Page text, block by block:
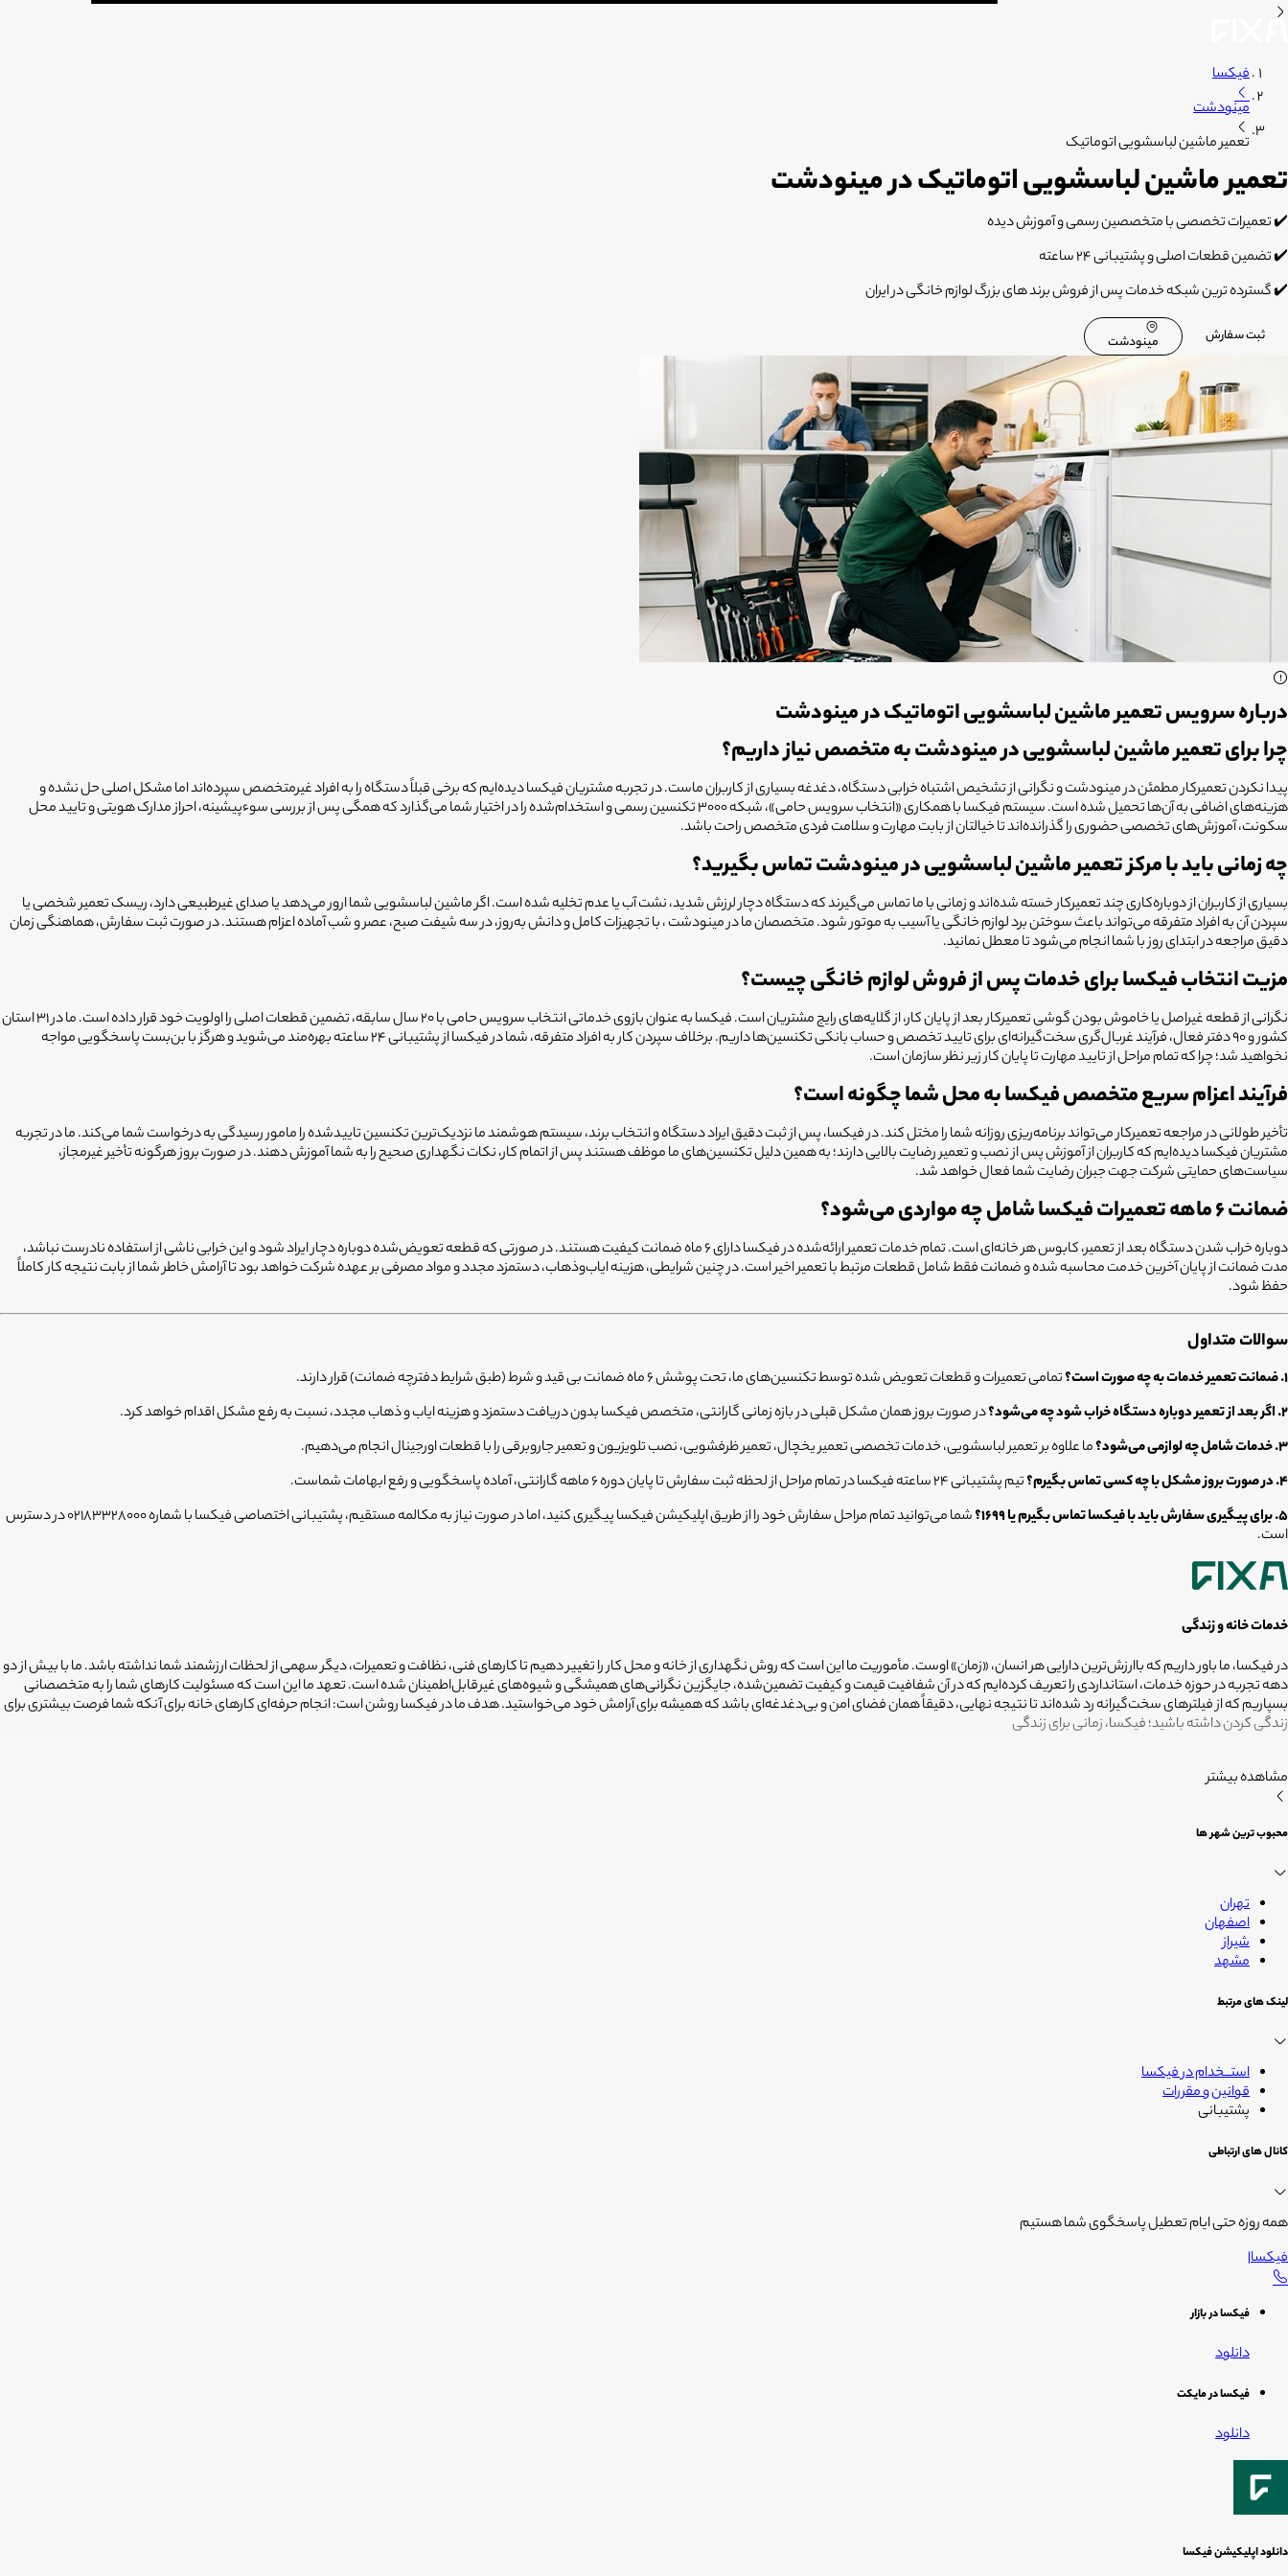
فیکسا
مینودشت
تعمیر ماشین لباسشویی اتوماتیک
تعمیر ماشین لباسشویی اتوماتیک در مینودشت
✔️ تعمیرات تخصصی با متخصصین رسمی و آموزش دیده
✔️ تضمین قطعات اصلی و پشتیبانی 24 ساعته
✔️ گسترده ترین شبکه خدمات پس از فروش برند های بزرگ لوازم خانگی در ایران
ثبت سفارش مینودشت
درباره سرویس تعمیر ماشین لباسشویی اتوماتیک در مینودشت
چرا برای تعمیر ماشین لباسشویی در مینودشت به متخصص نیاز داریم؟
پیدا نکردن تعمیرکار مطمئن در مینودشت و نگرانی از تشخیص اشتباه خرابی دستگاه، دغدغه بسیاری از کاربران ماست. در تجربه مشتریان فیکسا دیده‌ایم که برخی قبلاً دستگاه را به افراد غیرمتخصص سپرده‌اند اما مشکل اصلی حل نشده و
هزینه‌های اضافی به آن‌ها تحمیل شده است. سیستم فیکسا با همکاری «انتخاب سرویس حامی»، شبکه ۳۰۰۰ تکنسین رسمی و استخدام‌شده را در اختیار شما می‌گذارد که همگی پس از بررسی سوءپیشینه، احراز مدارک هویتی و تایید محل
سکونت، آموزش‌های تخصصی حضوری را گذرانده‌اند تا خیالتان از بابت مهارت و سلامت فردی متخصص راحت باشد.
چه زمانی باید با مرکز تعمیر ماشین لباسشویی در مینودشت تماس بگیرید؟
بسیاری از کاربران از دوباره‌کاری چند تعمیرکار خسته شده‌اند و زمانی با ما تماس می‌گیرند که دستگاه دچار لرزش شدید، نشت آب یا عدم تخلیه شده است. اگر ماشین لباسشویی شما ارور می‌دهد یا صدای غیرطبیعی دارد، ریسک تعمیر شخصی یا
سپردن آن به افراد متفرقه می‌تواند باعث سوختن برد لوازم خانگی یا آسیب به موتور شود. متخصصان ما در مینودشت ، با تجهیزات کامل و دانش به‌روز، در سه شیفت صبح، عصر و شب آماده اعزام هستند. در صورت ثبت سفارش، هماهنگی زمان
دقیق مراجعه در ابتدای روز با شما انجام می‌شود تا معطل نمانید.
مزیت انتخاب فیکسا برای خدمات پس از فروش لوازم خانگی چیست؟
نگرانی از قطعه غیراصل یا خاموش بودن گوشی تعمیرکار بعد از پایان کار، از گلایه‌های رایج مشتریان است. فیکسا به عنوان بازوی خدماتی انتخاب سرویس حامی با ۲۰ سال سابقه، تضمین قطعات اصلی را اولویت خود قرار داده است. ما در ۳۱ استان
کشور و ۹۰ دفتر فعال، فرآیند غربال‌گری سخت‌گیرانه‌ای برای تایید تخصص و حساب بانکی تکنسین‌ها داریم. برخلاف سپردن کار به افراد متفرقه، شما در فیکسا از پشتیبانی ۲۴ ساعته بهره‌مند می‌شوید و هرگز با بن‌بست پاسخگویی مواجه
نخواهید شد؛ چرا که تمام مراحل از تایید مهارت تا پایان کار زیر نظر سازمان است.
فرآیند اعزام سریع متخصص فیکسا به محل شما چگونه است؟
تأخیر طولانی در مراجعه تعمیرکار می‌تواند برنامه‌ریزی روزانه شما را مختل کند. در فیکسا، پس از ثبت دقیق ایراد دستگاه و انتخاب برند، سیستم هوشمند ما نزدیک‌ترین تکنسین تاییدشده را مامور رسیدگی به درخواست شما می‌کند. ما در تجربه
مشتریان فیکسا دیده‌ایم که کاربران از آموزش پس از نصب و تعمیر رضایت بالایی دارند؛ به همین دلیل تکنسین‌های ما موظف هستند پس از اتمام کار، نکات نگهداری صحیح را به شما آموزش دهند. در صورت بروز هرگونه تأخیر غیرمجاز،
سیاست‌های حمایتی شرکت جهت جبران رضایت شما فعال خواهد شد.
ضمانت ۶ ماهه تعمیرات فیکسا شامل چه مواردی می‌شود؟
دوباره خراب شدن دستگاه بعد از تعمیر، کابوس هر خانه‌ای است. تمام خدمات تعمیر ارائه‌شده در فیکسا دارای ۶ ماه ضمانت کیفیت هستند. در صورتی که قطعه تعویض‌شده دوباره دچار ایراد شود و این خرابی ناشی از استفاده نادرست نباشد،
مدت ضمانت از پایان آخرین خدمت محاسبه شده و ضمانت فقط شامل قطعات مرتبط با تعمیر اخیر است. در چنین شرایطی، هزینه ایاب‌وذهاب، دستمزد مجدد و مواد مصرفی بر عهده شرکت خواهد بود تا آرامش خاطر شما از بابت نتیجه کار کاملاً
حفظ شود.
سوالات متداول
۱. ضمانت تعمیر خدمات به چه صورت است؟
تمامی تعمیرات و قطعات تعویض شده توسط تکنسین‌های ما، تحت پوشش ۶ ماه ضمانت بی قید و شرط (طبق شرایط دفترچه ضمانت) قرار دارند.
۲. اگر بعد از تعمیر دوباره دستگاه خراب شود چه می‌شود؟
در صورت بروز همان مشکل قبلی در بازه زمانی گارانتی، متخصص فیکسا بدون دریافت دستمزد و هزینه ایاب و ذهاب مجدد، نسبت به رفع مشکل اقدام خواهد کرد.
۳. خدمات شامل چه لوازمی می‌شود؟
ما علاوه بر تعمیر لباسشویی، خدمات تخصصی تعمیر یخچال، تعمیر ظرفشویی، نصب تلویزیون و تعمیر جاروبرقی را با قطعات اورجینال انجام می‌دهیم.
۴. در صورت بروز مشکل با چه کسی تماس بگیرم؟
تیم پشتیبانی ۲۴ ساعته فیکسا در تمام مراحل از لحظه ثبت سفارش تا پایان دوره ۶ ماهه گارانتی، آماده پاسخگویی و رفع ابهامات شماست.
۵. برای پیگیری سفارش باید با فیکسا تماس بگیرم یا ۱۶۹۹؟
شما می‌توانید تمام مراحل سفارش خود را از طریق اپلیکیشن فیکسا پیگیری کنید، اما در صورت نیاز به مکالمه مستقیم، پشتیبانی اختصاصی فیکسا با شماره ۰۲۱۸۳۳۲۸۰۰۰ در دسترس
است.
خدمات خانه و زندگی
در فیکسا، ما باور داریم که باارزش‌ترین دارایی هر انسان، «زمان» اوست. مأموریت ما این است که روش نگهداری از خانه و محل کار را تغییر دهیم تا کارهای فنی، نظافت و تعمیرات، دیگر سهمی از لحظات ارزشمند شما نداشته باشد. ما با بیش از دو
دهه تجربه در حوزه خدمات، استانداردی را تعریف کرده‌ایم که در آن شفافیت قیمت و کیفیت تضمین‌شده، جایگزین نگرانی‌های همیشگی و شیوه‌های غیرقابل‌اطمینان شده است. تعهد ما این است که مسئولیت کارهای شما را به متخصصانی
بسپاریم که از فیلترهای سخت‌گیرانه رد شده‌اند تا نتیجه نهایی، دقیقاً همان فضای امن و بی‌دغدغه‌ای باشد که همیشه برای آرامش خود می‌خواستید. هدف ما در فیکسا روشن است: انجام حرفه‌ای کارهای خانه برای آنکه شما فرصت بیشتری برای
زندگی کردن داشته باشید؛ فیکسا، زمانی برای زندگی
مشاهده بیشتر
محبوب ترین شهر ها
تهران
اصفهان
شیراز
مشهد
لینک های مرتبط
استــخدام در فیکسا
قوانین و مقررات
پشتیبانی
کانال های ارتباطی
همه روزه حتی ایام تعطیل پاسخگوی شما هستیم
فیکسا|
فیکسا در بازار
دانلود
فیکسا در مایکت
دانلود
دانلود اپلیکیشن فیکسا